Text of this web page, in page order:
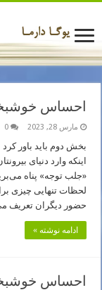
احساس
مارس 28, 2023 0
بخش دوم باید باور
اینکه وارد دنیای
«جلب توجه» پناه
لحظات تنهایی چیزی
حضور دیگران تعریف
ادامه نوشته »
احساس